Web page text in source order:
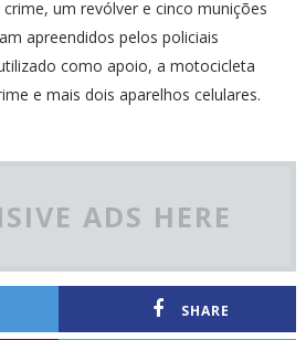
um revólver e cinco munições
apreendidos pelos policiais
como apoio, a motocicleta
e mais dois aparelhos celulares.
ADS HERE
SHARE